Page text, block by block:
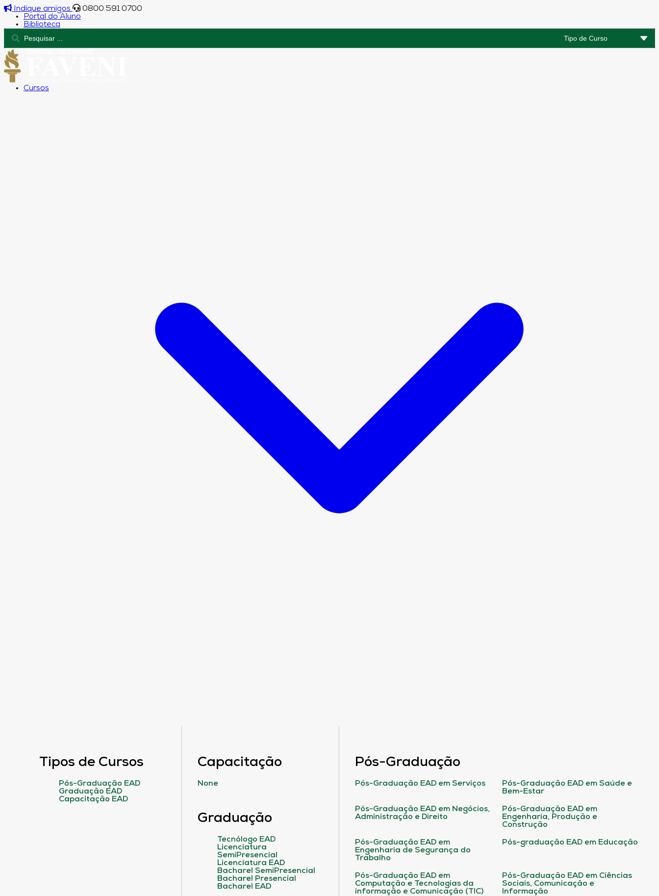
Indique amigos
0800 591 0700
Portal do Aluno
Biblioteca
Cursos
Tipos de Cursos
Pós-Graduação EAD
Graduação EAD
Capacitação EAD
Capacitação
None
Graduação
Tecnólogo EAD
Licenciatura
SemiPresencial
Licenciatura EAD
Bacharel SemiPresencial
Bacharel Presencial
Bacharel EAD
Pós-Graduação
Pós-Graduação EAD em Serviços
Pós-Graduação EAD em Saúde e
Bem-Estar
Pós-Graduação EAD em Negócios,
Administração e Direito
Pós-Graduação EAD em
Engenharia, Produção e
Construção
Pós-Graduação EAD em
Engenharia de Segurança do
Trabalho
Pós-graduação EAD em Educação
Pós-Graduação EAD em
Computação e Tecnologias da
informação e Comunicação (TIC)
Pós-Graduação EAD em Ciências
Sociais, Comunicação e
Informação